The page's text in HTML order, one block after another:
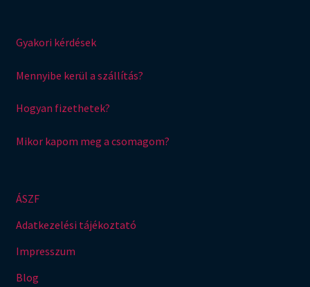
Gyakori kérdések
Mennyibe kerül a szállítás?
Hogyan fizethetek?
Mikor kapom meg a csomagom?
ÁSZF
Adatkezelési tájékoztató
Impresszum
Blog